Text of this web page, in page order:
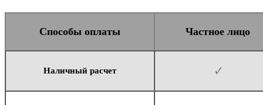
Способы оплаты Частное лицо
Наличный расчет